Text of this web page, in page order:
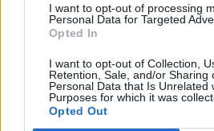
I want to opt-out of processing
Personal Data for Targeted
Opted In
I want to opt-out of Collection,
Retention, Sale, and/or Sharing
Personal Data that Is Unrelated
Purposes for which it was
Opted Out